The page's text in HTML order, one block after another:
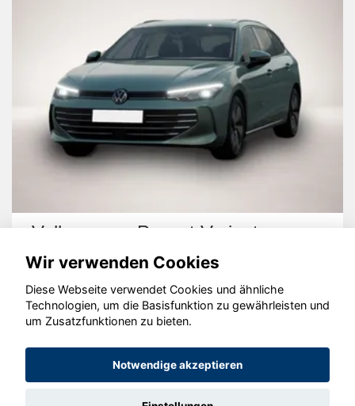
Volkswagen Passat Variant
© konjunkturmotor.de GmbH 2020 - 2026
Wir verwenden Cookies
Diese Webseite verwendet Cookies und ähnliche
Technologien, um die Basisfunktion zu gewährleisten und
um Zusatzfunktionen zu bieten.
Notwendige akzeptieren